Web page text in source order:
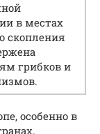
в местах
скопления
грибков и
особенно в